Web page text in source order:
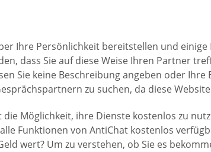
Ihre Persönlichkeit bereitstellen und
dass Sie auf diese Weise Ihren Partner
Sie keine Beschreibung angeben oder
zu suchen, da diese
Möglichkeit, ihre Dienste kostenlos zu
Funktionen von AntiChat kostenlos
wert? Um zu verstehen, ob Sie es